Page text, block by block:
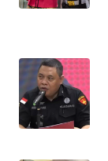
WN
KARAWANG